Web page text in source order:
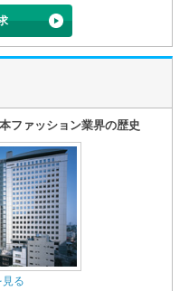
ファッション業界の歴史
る